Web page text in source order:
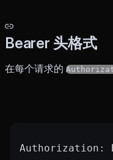
Bearer 头格式
在每个请求的
Authorization: